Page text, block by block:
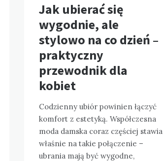
Jak ubierać się
wygodnie, ale
stylowo na co dzień –
praktyczny
przewodnik dla
kobiet
Codzienny ubiór powinien łączyć
komfort z estetyką. Współczesna
moda damska coraz częściej stawia
właśnie na takie połączenie –
ubrania mają być wygodne,